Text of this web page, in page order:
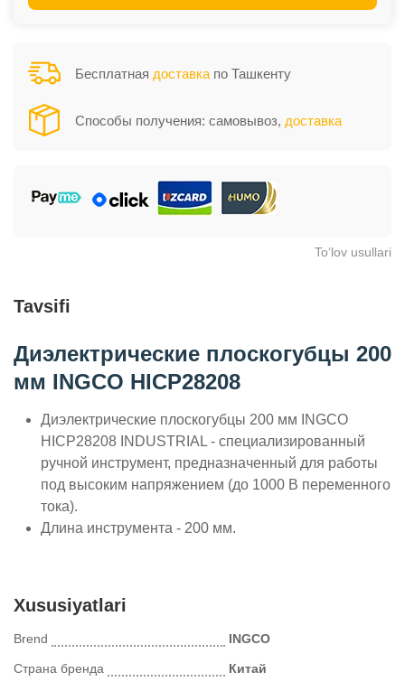
Бесплатная доставка по Ташкенту
Способы получения: самовывоз, доставка
To‘lov usullari
Tavsifi
Диэлектрические плоскогубцы 200
мм INGCO HICP28208
Диэлектрические плоскогубцы 200 мм INGCO
HICP28208 INDUSTRIAL - специализированный
ручной инструмент, предназначенный для работы
под высоким напряжением (до 1000 В переменного
тока).
Длина инструмента - 200 мм.
Xususiyatlari
Brend INGCO
Страна бренда Китай